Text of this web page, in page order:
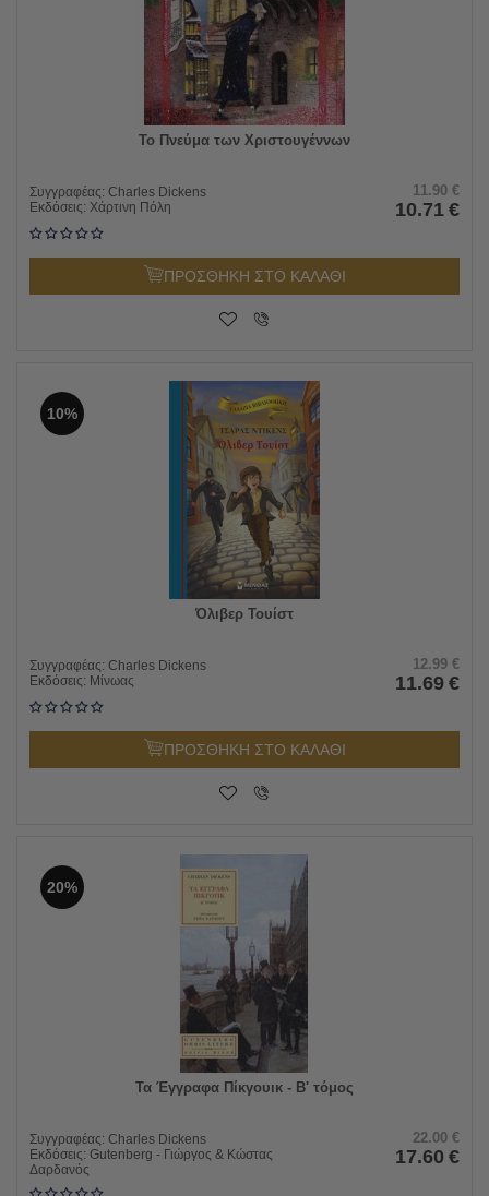
Το Πνεύμα των Χριστουγέννων
Συγγραφέας: Charles Dickens
Εκδόσεις: Χάρτινη Πόλη
11.90 €
10.71 €
ΠΡΟΣΘΗΚΗ ΣΤΟ ΚΑΛΑΘΙ
10%
Όλιβερ Τουίστ
Συγγραφέας: Charles Dickens
Εκδόσεις: Μίνωας
12.99 €
11.69 €
ΠΡΟΣΘΗΚΗ ΣΤΟ ΚΑΛΑΘΙ
20%
Τα Έγγραφα Πίκγουικ - Β' τόμος
Συγγραφέας: Charles Dickens
Εκδόσεις: Gutenberg - Γιώργος & Κώστας
Δαρδανός
22.00 €
17.60 €